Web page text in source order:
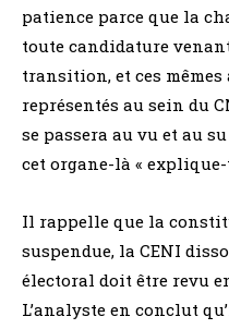
patience parce que la
toute candidature
transition, et ces
représentés au sein du
se passera au vu et au
cet organe-là «
Il rappelle que la
suspendue, la CENI
électoral doit être revu
L’analyste en conclut